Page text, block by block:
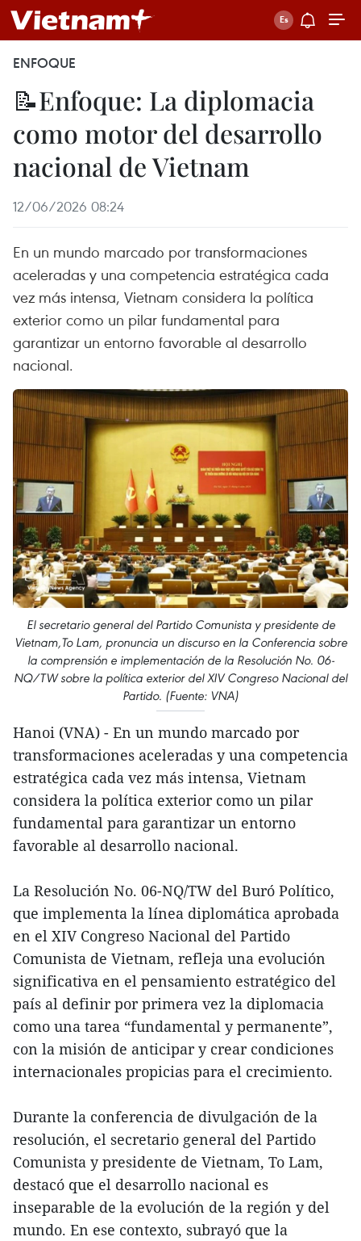
ENFOQUE
📝Enfoque: La diplomacia
como motor del desarrollo
nacional de Vietnam
12/06/2026 08:24
En un mundo marcado por transformaciones
aceleradas y una competencia estratégica cada
vez más intensa, Vietnam considera la política
exterior como un pilar fundamental para
garantizar un entorno favorable al desarrollo
nacional.
El secretario general del Partido Comunista y presidente de
Vietnam,To Lam, pronuncia un discurso en la Conferencia sobre
la comprensión e implementación de la Resolución No. 06-
NQ/TW sobre la política exterior del XIV Congreso Nacional del
Partido. (Fuente: VNA)
Hanoi (VNA) - En un mundo marcado por
transformaciones aceleradas y una competencia
estratégica cada vez más intensa, Vietnam
considera la política exterior como un pilar
fundamental para garantizar un entorno
favorable al desarrollo nacional.
La Resolución No. 06-NQ/TW del Buró Político,
que implementa la línea diplomática aprobada
en el XIV Congreso Nacional del Partido
Comunista de Vietnam, refleja una evolución
significativa en el pensamiento estratégico del
país al definir por primera vez la diplomacia
como una tarea “fundamental y permanente”,
con la misión de anticipar y crear condiciones
internacionales propicias para el crecimiento.
Durante la conferencia de divulgación de la
resolución, el secretario general del Partido
Comunista y presidente de Vietnam, To Lam,
destacó que el desarrollo nacional es
inseparable de la evolución de la región y del
mundo. En ese contexto, subrayó que la